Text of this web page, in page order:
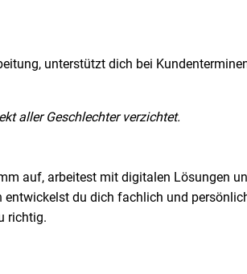
unterstützt dich bei
aller Geschlechter verzichtet.
auf, arbeitest mit digitalen Lösungen
du dich fachlich und
richtig.